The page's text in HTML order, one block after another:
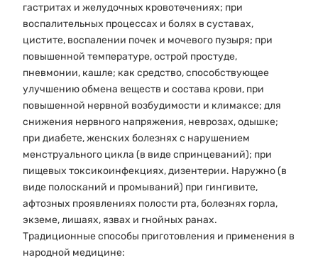
гастритах и желудочных кровотечениях; при
воспалительных процессах и болях в суставах,
цистите, воспалении почек и мочевого пузыря; при
повышенной температуре, острой простуде,
пневмонии, кашле; как средство, способствующее
улучшению обмена веществ и состава крови, при
повышенной нервной возбудимости и климаксе; для
снижения нервного напряжения, неврозах, одышке;
при диабете, женских болезнях с нарушением
менструального цикла (в виде спринцеваний); при
пищевых токсикоинфекциях, дизентерии. Наружно (в
виде полосканий и промываний) при гингивите,
афтозных проявлениях полости рта, болезнях горла,
экземе, лишаях, язвах и гнойных ранах.
Традиционные способы приготовления и применения в
народной медицине: